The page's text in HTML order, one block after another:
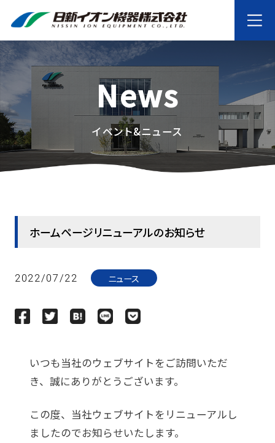
News
イベント&ニュース
ホームページリニューアルのお知らせ
2022/07/22 ニュース
いつも当社のウェブサイトをご訪問いただ
き、誠にありがとうございます。
この度、当社ウェブサイトをリニューアルし
ましたのでお知らせいたします。